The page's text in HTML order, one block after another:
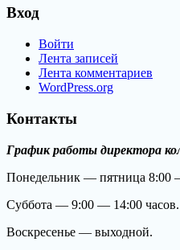
Вход
Войти
Лента записей
Лента комментариев
WordPress.org
Контакты
График работы директора
Понедельник — пятница 8:00
Суббота — 9:00 — 14:00 часов.
Воскресенье — выходной.